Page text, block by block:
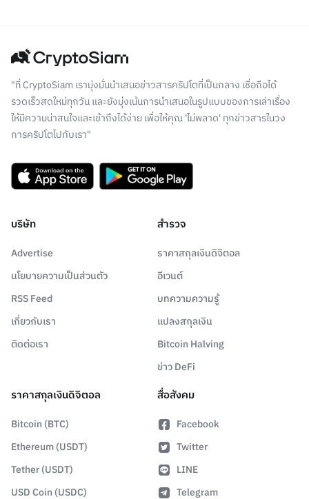
"ที่ CryptoSiam เรามุ่งมั่นนำเสนอข่าวสารคริปโตที่เป็นกลาง เชื่อถือได้
รวดเร็วสดใหม่ทุกวัน และยังมุ่งเน้นการนำเสนอในรูปแบบของการเล่าเรื่อง
ให้มีความน่าสนใจและเข้าถึงได้ง่าย เพื่อให้คุณ 'ไม่พลาด' ทุกข่าวสารในวง
การคริปโตไปกับเรา"
บริษัท
Advertise
นโยบายความเป็นส่วนตัว
RSS Feed
เกี่ยวกับเรา
ติดต่อเรา
สำรวจ
ราคาสกุลเงินดิจิตอล
อีเวนต์
บทความความรู้
แปลงสกุลเงิน
Bitcoin Halving
ข่าว DeFi
ราคาสกุลเงินดิจิตอล
Bitcoin (BTC)
Ethereum (USDT)
Tether (USDT)
USD Coin (USDC)
สื่อสังคม
Facebook
Twitter
LINE
Telegram